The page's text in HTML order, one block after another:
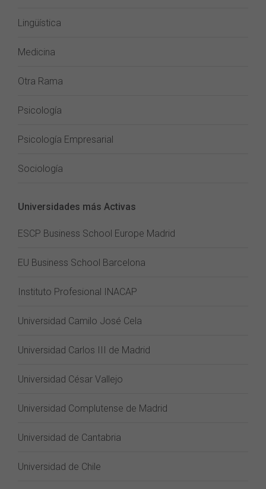
Lingüística
Medicina
Otra Rama
Psicología
Psicología Empresarial
Sociología
Universidades más Activas
ESCP Business School Europe Madrid
EU Business School Barcelona
Instituto Profesional INACAP
Universidad Camilo José Cela
Universidad Carlos III de Madrid
Universidad César Vallejo
Universidad Complutense de Madrid
Universidad de Cantabria
Universidad de Chile